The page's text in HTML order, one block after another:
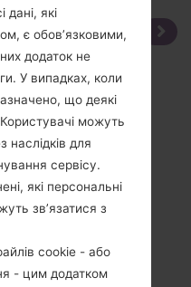
які
є обов’язковими,
додаток не
У випадках, коли
що деякі
можуть
наслідків для
сервісу.
які персональні
зв’язатися з
cookie - або
- цим додатком